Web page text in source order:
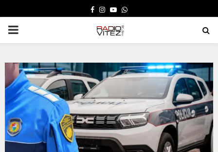
FACEBOOK
INSTAGRAM
YOUTUBE
WHATSAPP
PRIMARY